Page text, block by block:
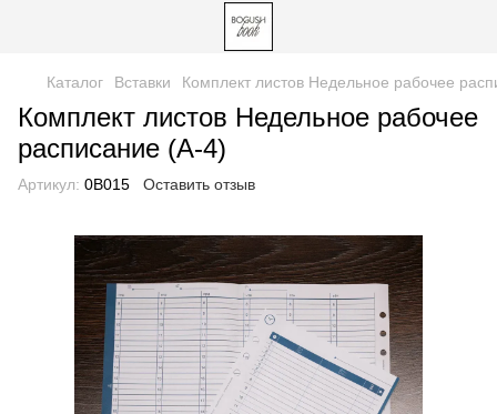
Каталог Вставки Комплект листов Недельное рабочее
Комплект листов Недельное рабочее
расписание (А-4)
Артикул: 0B015 Оставить отзыв